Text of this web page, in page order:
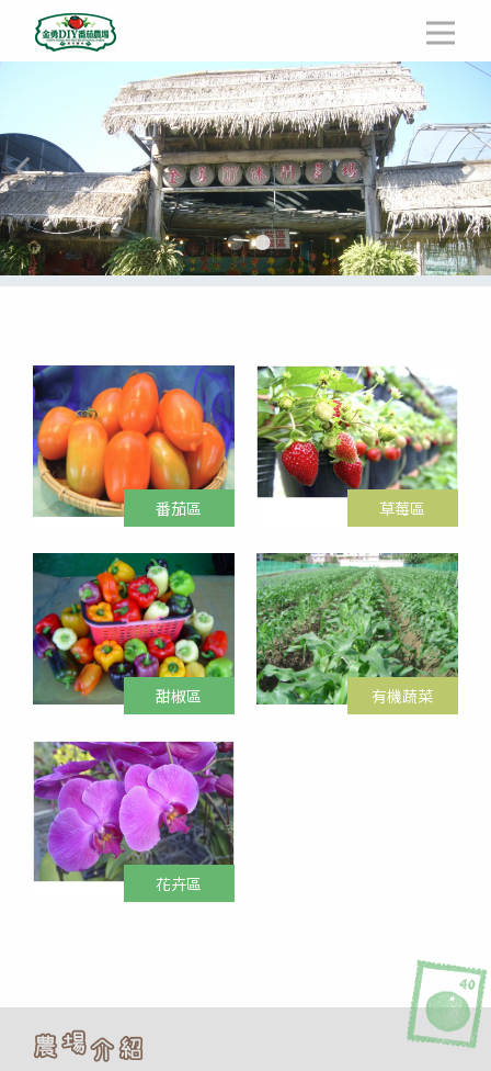
農場樂趣
最新消息
金勇DIY
產品購買
聯絡我們
套裝行程
回報匯款
購物車
番茄區 草莓區
甜椒區 有機蔬菜
花卉區